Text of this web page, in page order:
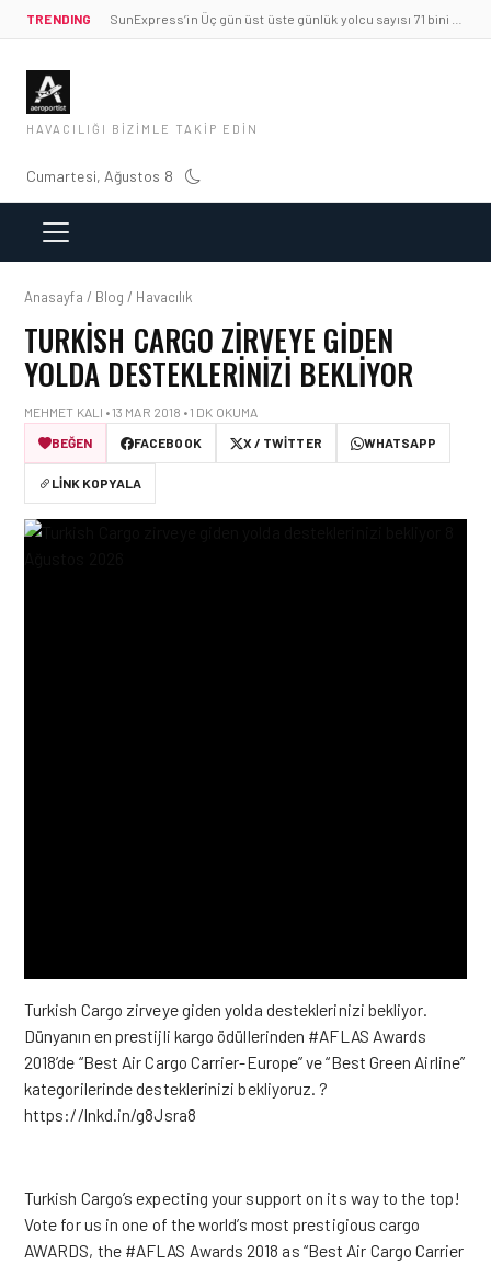
TRENDING
HAVACILIĞI BIZIMLE TAKIP EDIN
Cumartesi, Ağustos 8
Anasayfa / Blog / Havacılık
TURKISH CARGO ZIRVEYE GIDEN
YOLDA DESTEKLERINIZI BEKLIYOR
MEHMET KALI • 13 MAR 2018 • 1 DK OKUMA
BEĞEN
FACEBOOK X / TWITTER WHATSAPP
LINK KOPYALA
Turkish Cargo zirveye giden yolda desteklerinizi bekliyor.
Dünyanın en prestijli kargo ödüllerinden #AFLAS Awards
2018’de “Best Air Cargo Carrier-Europe” ve “Best Green Airline”
kategorilerinde desteklerinizi bekliyoruz. ?
https://lnkd.in/g8Jsra8
Turkish Cargo’s expecting your support on its way to the top!
Vote for us in one of the world’s most prestigious cargo
AWARDS, the #AFLAS Awards 2018 as “Best Air Cargo Carrier